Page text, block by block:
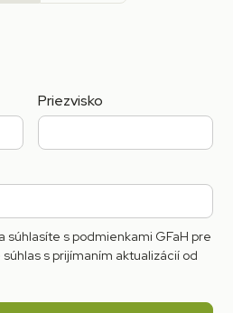
Priezvisko
súhlasíte s podmienkami GFaH pre
s prijímaním aktualizácií od